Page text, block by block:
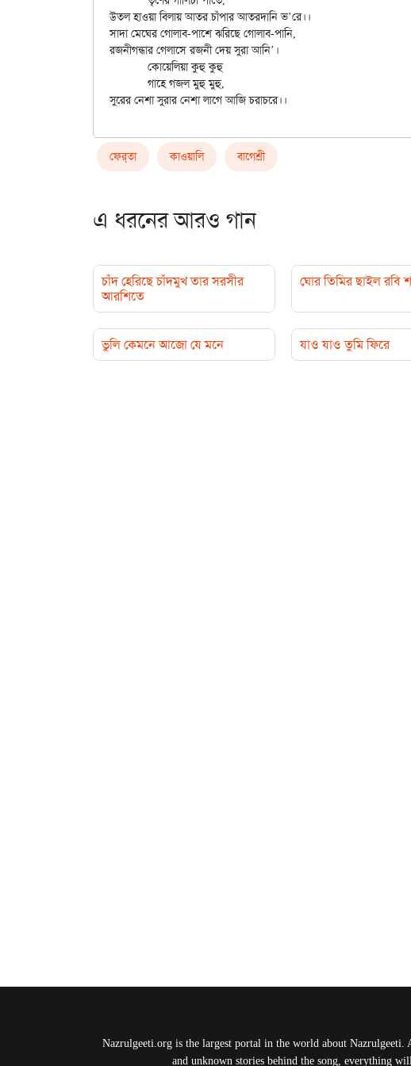
উতল হাওয়া বিলায় আতর চাঁপার আতরদানি ভ’রে।।
সাদা মেঘের গোলাব-পাশে ঝরিছে গোলাব-পানি,
রজনীগন্ধার গেলাসে রজনী দেয় সুরা আনি’।
ফের্‌তা কাওয়ালি বাগেশ্রী
এ ধরনের আরও গান
চাঁদ হেরিছে চাঁদমুখ তার সরসীর
আরশিতে
ঘোর তিমির ছাইল রবি
ভুলি কেমনে আজো যে মনে যাও যাও তুমি ফিরে
Nazrulgeeti.org is the largest portal in the world about
and unknown stories behind the song, everything